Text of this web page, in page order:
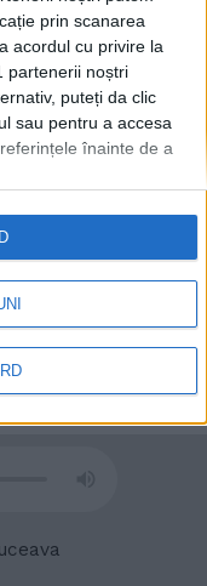
prin scanarea
acordul cu privire la
partenerii noștri
puteți da clic
sau pentru a accesa
înainte de a
revenind la acest site
din partea de jos a